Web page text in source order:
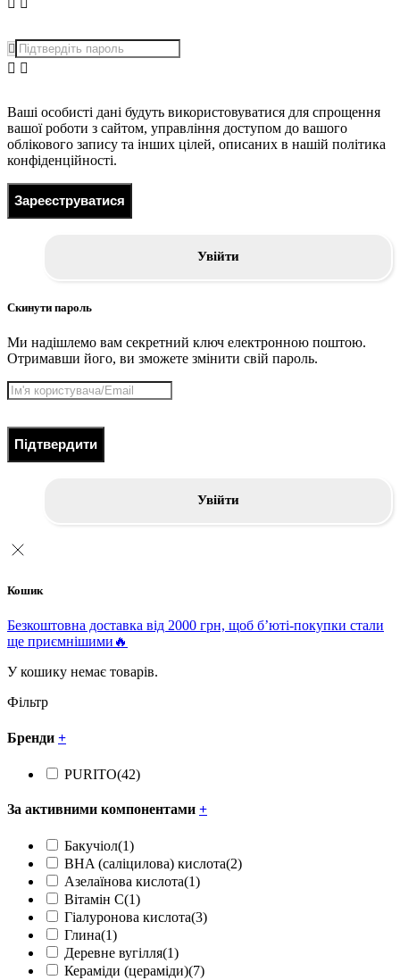
Ваші особисті дані будуть використовуватися для спрощення
вашої роботи з сайтом, управління доступом до вашого
облікового запису та інших цілей, описаних в нашій політика
конфіденційності.
Зареєструватися
Увійти
Скинути пароль
Ми надішлемо вам секретний ключ електронною поштою.
Отримавши його, ви зможете змінити свій пароль.
Підтвердити
Увійти
Кошик
Безкоштовна доставка від 2000 грн, щоб б’юті-покупки стали
ще приємнішими🔥
У кошику немає товарів.
Фільтр
Бренди +
PURITO(42)
За активними компонентами +
Бакучіол(1)
BHA (саліцилова) кислота(2)
Азелаїнова кислота(1)
Вітамін С(1)
Гіалуронова кислота(3)
Глина(1)
Деревне вугілля(1)
Кераміди (цераміди)(7)